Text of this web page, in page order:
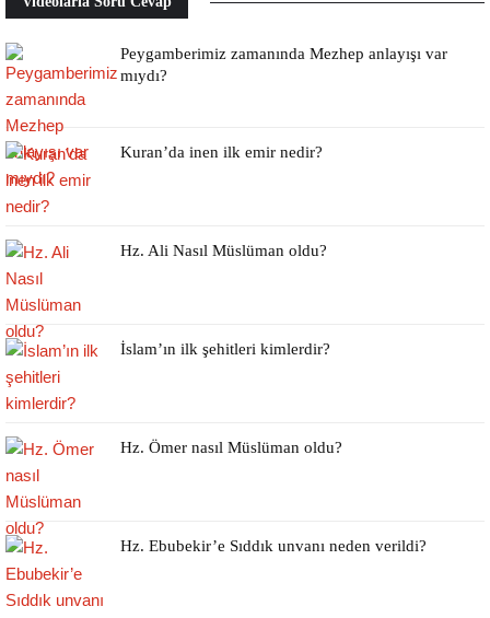
Peygamberimiz zamanında Mezhep anlayışı var
mıydı?
Kuran’da inen ilk emir nedir?
Hz. Ali Nasıl Müslüman oldu?
İslam’ın ilk şehitleri kimlerdir?
Hz. Ömer nasıl Müslüman oldu?
Hz. Ebubekir’e Sıddık unvanı neden verildi?